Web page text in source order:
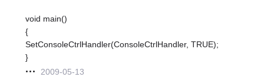
void main()
{
SetConsoleCtrlHandler(ConsoleCtrlHandler, TRUE);
}
2009-05-13